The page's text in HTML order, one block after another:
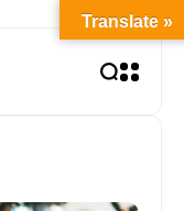
Translate »